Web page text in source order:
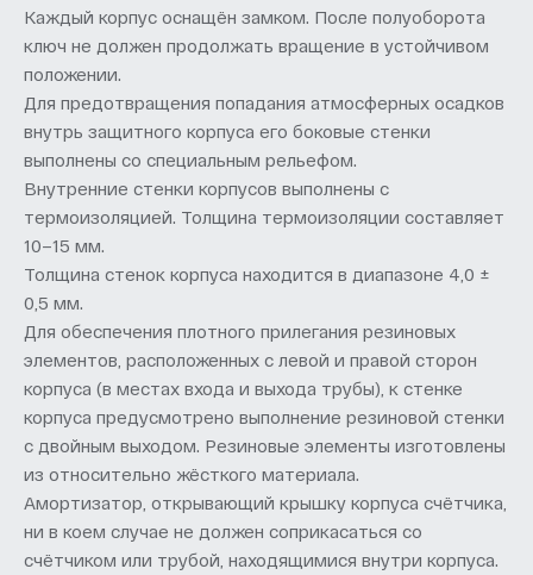
Каждый корпус оснащён замком. После полуоборота
ключ не должен продолжать вращение в устойчивом
положении.
Для предотвращения попадания атмосферных осадков
внутрь защитного корпуса его боковые стенки
выполнены со специальным рельефом.
Внутренние стенки корпусов выполнены с
термоизоляцией. Толщина термоизоляции составляет
10–15 мм.
Толщина стенок корпуса находится в диапазоне 4,0 ±
0,5 мм.
Для обеспечения плотного прилегания резиновых
элементов, расположенных с левой и правой сторон
корпуса (в местах входа и выхода трубы), к стенке
корпуса предусмотрено выполнение резиновой стенки
с двойным выходом. Резиновые элементы изготовлены
из относительно жёсткого материала.
Амортизатор, открывающий крышку корпуса счётчика,
ни в коем случае не должен соприкасаться со
счётчиком или трубой, находящимися внутри корпуса.